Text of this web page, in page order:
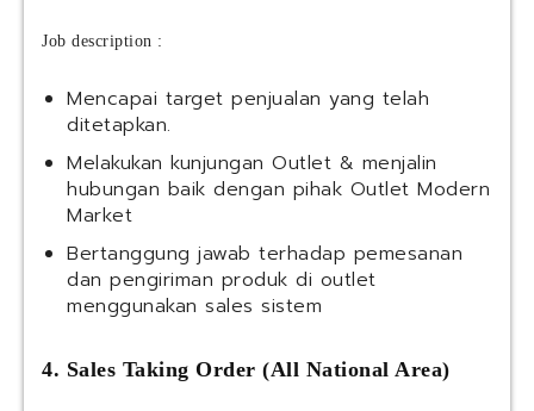
Job description :
Mencapai target penjualan yang telah
ditetapkan.
Melakukan kunjungan Outlet & menjalin
hubungan baik dengan pihak Outlet Modern
Market
Bertanggung jawab terhadap pemesanan
dan pengiriman produk di outlet
menggunakan sales sistem
4. Sales Taking Order (All National Area)